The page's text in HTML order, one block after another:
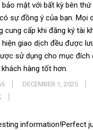
mật với bất kỳ bên thứ
sự đồng ý của bạn. Mọi
cung cấp khi đăng ký tài
giao dịch đều được
sử dụng cho mục đích
khách hàng tốt hơn.
DECEMBER 1, 2025
information!Perfect